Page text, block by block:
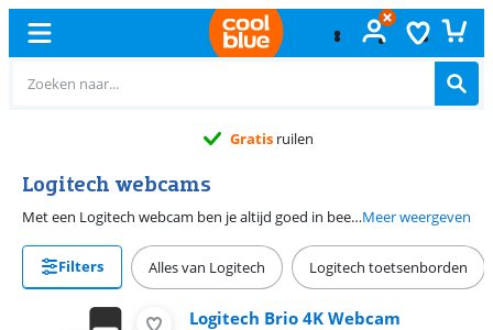
Gratisruilen
Logitech webcams
Met een Logitech webcam ben je altijd goed in beeld tijdens videogesprekken en online vergaderingen. Gebruik een Logitech camera voor een online meeting met je collega's, tijdens videogesprekken met je vrienden en familie of voor het streamen van je gameplay naar Twitch. Met een full hd webcam ben je altijd scherp in beeld. Kies voor een 4K Logitech webcam als je haarscherp in beeld wilt komen.Meer weergeven
Filters Alles van Logitech Logitech toetsenborden
Logitech Brio 4K Webcam